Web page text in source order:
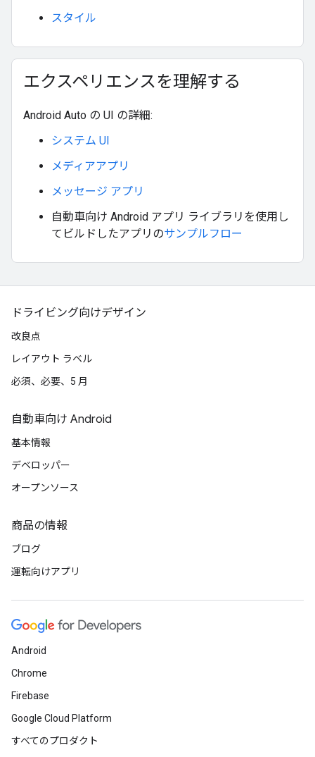
スタイル
エクスペリエンスを理解する
Android Auto の UI の詳細:
システム UI
メディアアプリ
メッセージ アプリ
自動車向け Android アプリ ライブラリを使用し
てビルドしたアプリのサンプルフロー
ドライビング向けデザイン
改良点
レイアウト ラベル
必須、必要、5 月
自動車向け Android
基本情報
デベロッパー
オープンソース
商品の情報
ブログ
運転向けアプリ
Android
Chrome
Firebase
Google Cloud Platform
すべてのプロダクト